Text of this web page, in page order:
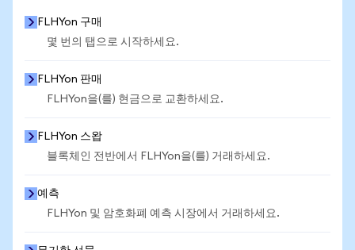
FLHYon 구매
몇 번의 탭으로 시작하세요.
FLHYon 판매
FLHYon을(를) 현금으로 교환하세요.
FLHYon 스왑
블록체인 전반에서 FLHYon을(를) 거래하세요.
예측
FLHYon 및 암호화폐 예측 시장에서 거래하세요.